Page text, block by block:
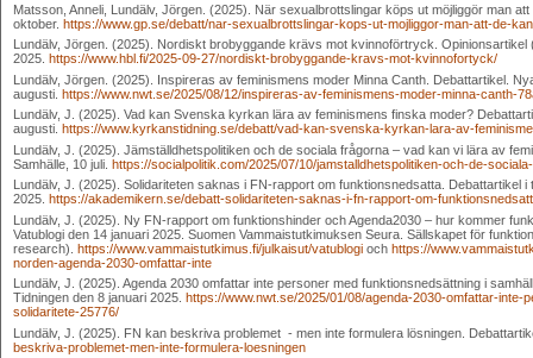
Matsson, Anneli, Lundälv, Jörgen. (2025). När sexualbrottslingar köps ut möjliggör man
oktober. https://www.gp.se/debatt/nar-sexualbrottslingar-kops-ut-mojliggor-man-att-de-
Lundälv, Jörgen. (2025). Nordiskt brobyggande krävs mot kvinnoförtryck.
2025. https://www.hbl.fi/2025-09-27/nordiskt-brobyggande-kravs-mot-kvinnofortyck/
Lundälv, Jörgen. (2025). Inspireras av feminismens moder Minna Canth. Debattartikel.
augusti. https://www.nwt.se/2025/08/12/inspireras-av-feminismens-moder-minna-canth-
Lundälv, J. (2025). Vad kan Svenska kyrkan lära av feminismens finska moder?
augusti. https://www.kyrkanstidning.se/debatt/vad-kan-svenska-kyrkan-lara-av-
Lundälv, J. (2025). Jämställdhetspolitiken och de sociala frågorna – vad kan vi lära av
Samhälle, 10 juli. https://socialpolitik.com/2025/07/10/jamstalldhetspolitiken-och-de-
Lundälv, J. (2025). Solidariteten saknas i FN-rapport om funktionsnedsatta. Debattartikel
2025. https://akademikern.se/debatt-solidariteten-saknas-i-fn-rapport-om-
Lundälv, J. (2025). Ny FN-rapport om funktionshinder och Agenda2030 – hur kommer
Vatublogi den 14 januari 2025. Suomen Vammaistutkimuksen Seura. Sällskapet för
research). https://www.vammaistutkimus.fi/julkaisut/vatublogi och https://
norden-agenda-2030-omfattar-inte
Lundälv, J. (2025). Agenda 2030 omfattar inte personer med funktionsnedsättning i
Tidningen den 8 januari 2025. https://www.nwt.se/2025/01/08/agenda-2030-omfattar-
solidaritete-25776/
Lundälv, J. (2025). FN kan beskriva problemet - men inte formulera lösningen.
beskriva-problemet-men-inte-formulera-loesningen